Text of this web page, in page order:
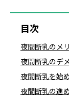
目次
夜間断乳のメ
夜間断乳のデ
夜間断乳を始
夜間断乳の進